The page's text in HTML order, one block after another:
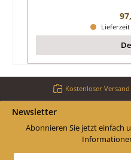
Lieferzeit
Kostenloser
Newsletter
Abonnieren Sie jetzt einfach